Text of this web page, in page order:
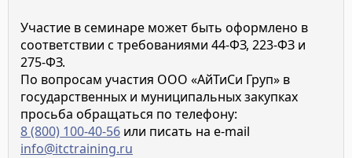
Участие в семинаре может быть оформлено в
соответствии с требованиями 44-ФЗ, 223-ФЗ и
275-ФЗ.
По вопросам участия ООО «АйТиСи Груп» в
государственных и муниципальных закупках
просьба обращаться по телефону:
8 (800) 100-40-56 или писать на e-mail
info@itctraining.ru